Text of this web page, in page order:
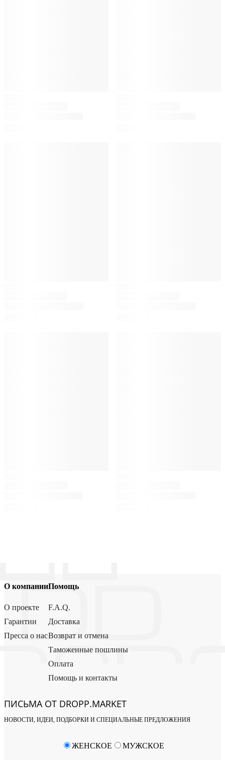
О компании
О проекте
Гарантии
Пресса о нас
Помощь
F.A.Q.
Доставка
Возврат и отмена
Таможенные пошлины
Оплата
Помощь и контакты
ПИСЬМА ОТ DROPP.MARKET
НОВОСТИ, ИДЕИ, ПОДБОРКИ И СПЕЦИАЛЬНЫЕ ПРЕДЛОЖЕНИЯ
ЖЕНСКОЕ МУЖСКОЕ